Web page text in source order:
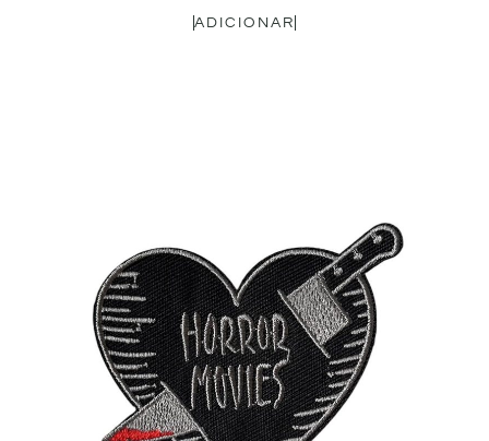
ADICIONAR